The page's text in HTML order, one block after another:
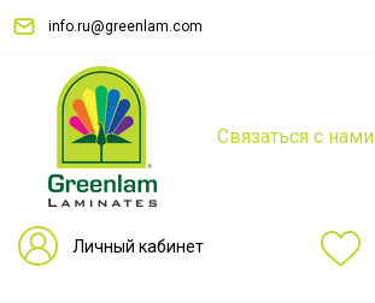
info.ru@greenlam.com
Связаться с нами
Личный кабинет